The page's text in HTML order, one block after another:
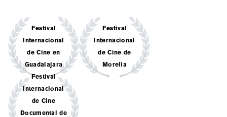
Festival
Internacional
de Cine en
Guadalajara
Festival
Internacional
de Cine de
Morelia
Festival
Internacional
de Cine
Documental de